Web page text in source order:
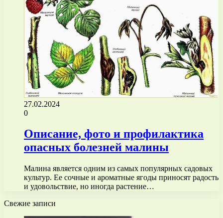
27.02.2024
0
Описание, фото и профилактика
опасных болезней малины
Малина является одним из самых популярных садовых
культур. Ее сочные и ароматные ягоды приносят радость
и удовольствие, но иногда растение…
Свежие записи